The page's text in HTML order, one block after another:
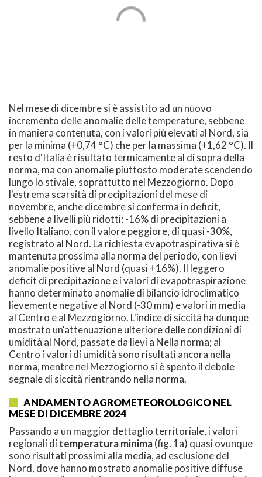
Nel mese di dicembre si è assistito ad un nuovo
incremento delle anomalie delle temperature, sebbene
in maniera contenuta, con i valori più elevati al Nord, sia
per la minima (+0,74 °C) che per la massima (+1,62 °C). Il
resto d'Italia è risultato termicamente al di sopra della
norma, ma con anomalie piuttosto moderate scendendo
lungo lo stivale, soprattutto nel Mezzogiorno. Dopo
l'estrema scarsità di precipitazioni del mese di
novembre, anche dicembre si conferma in deficit,
sebbene a livelli più ridotti: -16% di precipitazioni a
livello Italiano, con il valore peggiore, di quasi -30%,
registrato al Nord. La richiesta evapotraspirativa si è
mantenuta prossima alla norma del periodo, con lievi
anomalie positive al Nord (quasi +16%). Il leggero
deficit di precipitazione e i valori di evapotraspirazione
hanno determinato anomalie di bilancio idroclimatico
lievemente negative al Nord (-30 mm) e valori in media
al Centro e al Mezzogiorno. L'indice di siccità ha dunque
mostrato un'attenuazione ulteriore delle condizioni di
umidità al Nord, passate da lievi a Nella norma; al
Centro i valori di umidità sono risultati ancora nella
norma, mentre nel Mezzogiorno si è spento il debole
segnale di siccità rientrando nella norma.
ANDAMENTO AGROMETEOROLOGICO NEL
MESE DI DICEMBRE 2024
Passando a un maggior dettaglio territoriale, i valori
regionali ditemperatura minima(fig. 1a) quasi ovunque
sono risultati prossimi alla media, ad esclusione del
Nord, dove hanno mostrato anomalie positive diffuse